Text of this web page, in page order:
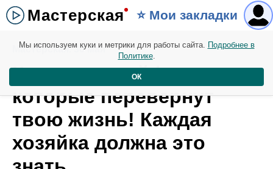
Мастерская ⭐️ Мои закладки
Мастерская. 30 мая
Кухонные лайфхаки,
которые перевернут
твою жизнь! Каждая
хозяйка должна это
Мы используем куки и метрики для работы сайта. Подробнее в
Политике.
ОК